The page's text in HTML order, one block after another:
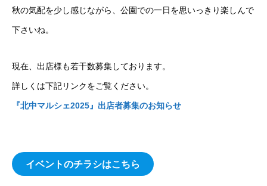
秋の気配を少し感じながら、公園での一日を思いっきり楽しんで
下さいね。
現在、出店様も若干数募集しております。
詳しくは下記リンクをご覧ください。
『北中マルシェ2025』出店者募集のお知らせ
イベントのチラシはこちら